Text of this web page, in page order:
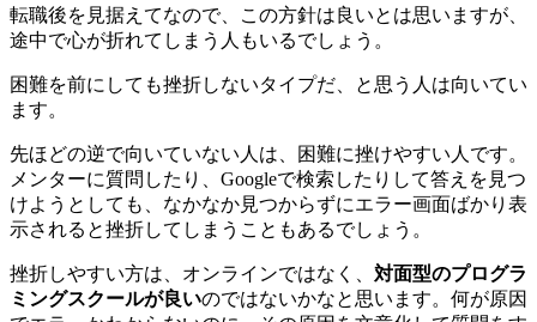
転職後を見据えてなので、この方針は良いとは思いますが、
途中で心が折れてしまう人もいるでしょう。
困難を前にしても挫折しないタイプだ、と思う人は向いてい
ます。
先ほどの逆で向いていない人は、困難に挫けやすい人です。
メンターに質問したり、Googleで検索したりして答えを見つ
けようとしても、なかなか見つからずにエラー画面ばかり表
示されると挫折してしまうこともあるでしょう。
挫折しやすい方は、オンラインではなく、 対面型のプログラ
ミングスクールが良いのではないかなと思います。何が原因